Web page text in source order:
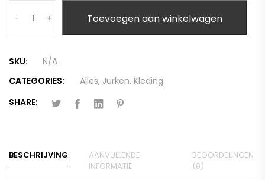
-
+ Toevoegen aan winkelwagen
SKU:
N/A
CATEGORIES:
Alles, Jurken, Kleding
SHARE:
BESCHRIJVING
AANVULLENDE
INFORMATIE
BEOORDELINGEN
(0)